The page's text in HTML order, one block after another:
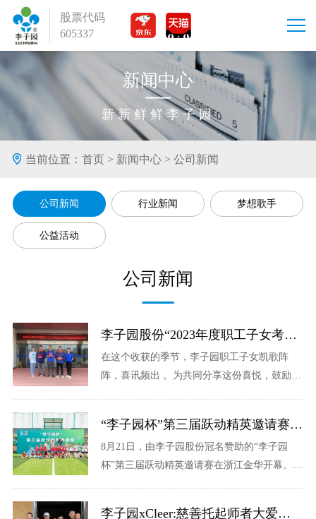
股票代码
605337
新闻中心
新新鲜鲜李子园
当前位置： 首页> 新闻中心> 公司新闻
公司新闻 行业新闻 梦想歌手
公益活动
公司新闻
李子园股份“2023年度职工子女考取重点学校奖学金发放仪式”圆满完成
在这个收获的季节，李子园职工子女凯歌阵
阵，喜讯频出 。为共同分享这份喜悦，鼓励公
“李子园杯”第三届跃动精英邀请赛完美落幕
8月21日，由李子园股份冠名赞助的“李子园
杯”第三届跃动精英邀请赛在浙江金华开幕。本
李子园xCleer:慈善托起师者大爱，用爱与责任助推乡村振兴